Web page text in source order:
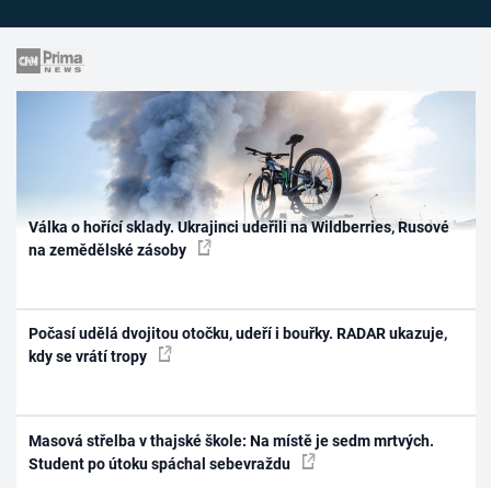
Válka o hořící sklady. Ukrajinci udeřili na Wildberries, Rusové
na zemědělské zásoby
Počasí udělá dvojitou otočku, udeří i bouřky. RADAR ukazuje,
kdy se vrátí tropy
Masová střelba v thajské škole: Na místě je sedm mrtvých.
Student po útoku spáchal sebevraždu